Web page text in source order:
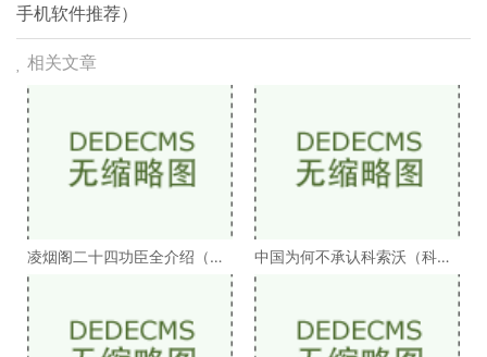
手机软件推荐）
相关文章
凌烟阁二十四功臣全介绍（凌
烟阁二十四功臣排
中国为何不承认科索沃（科索
沃为何不被承认）